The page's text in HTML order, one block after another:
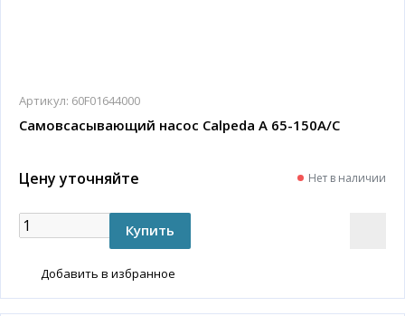
Артикул: 60F01644000
Самовсасывающий насос Calpeda A 65-150A/C
Цену уточняйте Нет в наличии
Добавить в избранное